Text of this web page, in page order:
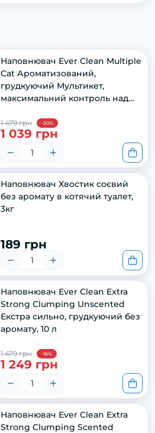
Наповнювач Ever Clean Multiple
Cat Ароматизований,
грудкуючий Мультикет,
максимальний контроль над
1 479 грн -30%
1 039 грн
Наповнювач Хвостик соєвий
без аромату в котячий туалет,
3кг
189 грн
Наповнювач Ever Clean Extra
Strong Clumping Unscented
Екстра сильно, грудкуючий без
аромату, 10 л
1 479 грн -16%
1 249 грн
Наповнювач Ever Clean Extra
Strong Clumping Scented